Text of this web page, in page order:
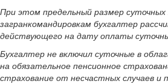
При этом предельный размер суточных
загранкомандировкам бухгалтер
действующего на дату оплаты
Бухгалтер не включил суточные в
на обязательное пенсионное
страхование от несчастных случаев и